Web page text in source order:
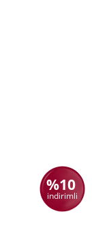
%10
indirimli